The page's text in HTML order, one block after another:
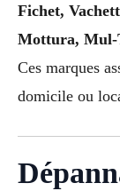
Fichet,
Mottura,
Ces marques
domicile ou